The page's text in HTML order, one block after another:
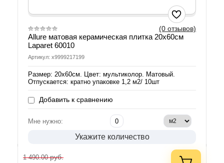
(0 отзывов)
Allure матовая керамическая плитка 20х60см
Laparet 60010
Артикул: х9999217199
Размер: 20х60см. Цвет: мультиколор. Матовый.
Отпускается: кратно упаковке 1,2 м2/ 10шт
Добавить к сравнению
Мне нужно:
Укажите количество
1 490.00руб.